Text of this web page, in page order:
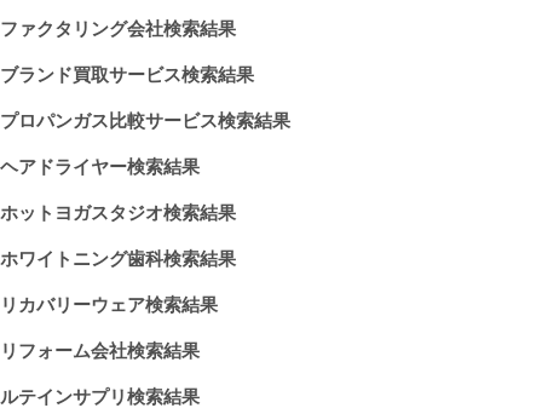
ファクタリング会社検索結果
ブランド買取サービス検索結果
プロパンガス比較サービス検索結果
ヘアドライヤー検索結果
ホットヨガスタジオ検索結果
ホワイトニング歯科検索結果
リカバリーウェア検索結果
リフォーム会社検索結果
ルテインサプリ検索結果